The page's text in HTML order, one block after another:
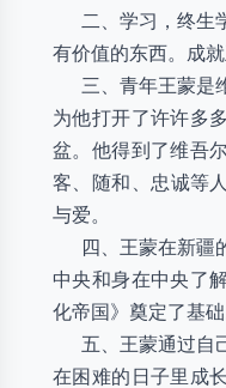
二、学习，终生
有价值的东西。成
三、青年王蒙是
为他打开了许许多
盆。他得到了维吾
客、随和、忠诚
与爱。
四、王蒙在新疆
中央和身在中央了
化帝国》奠定了基础
五、王蒙通过自
在困难的日子里成